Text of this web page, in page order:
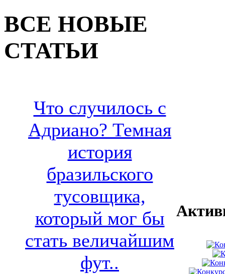
ВСЕ НОВЫЕ
СТАТЬИ
Что случилось с
Адриано? Темная
история
бразильского
тусовщика,
который мог бы
стать величайшим
фут..